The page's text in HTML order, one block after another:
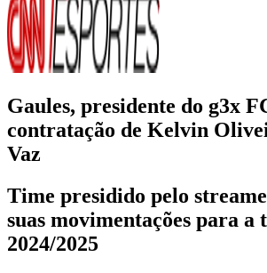
Gaules, presidente do g3x
contratação de Kelvin
Vaz
Time presidido pelo
suas movimentações para a
2024/2025